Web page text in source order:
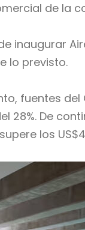
de la
inaugurar
lo previsto.
fuentes
28%. De
los